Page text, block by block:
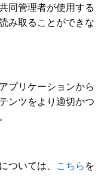
同管理者が使用する
み取ることができな
プリケーションから
ンツをより適切かつ
ついては、 こちら を